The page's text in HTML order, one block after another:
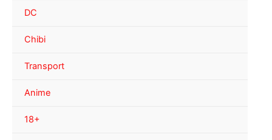
DC
Chibi
Transport
Anime
18+